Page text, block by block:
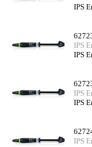
IPS
IPS
IPS
IPS
IPS
IPS